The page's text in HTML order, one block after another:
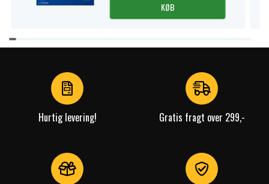
KØB
Item
1
Hurtig levering! Gratis fragt over 299,-